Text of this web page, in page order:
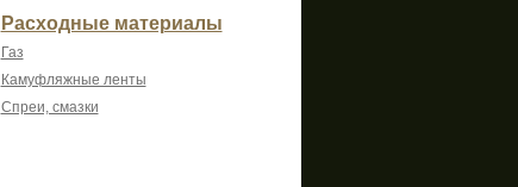
Расходные материалы
Газ
Камуфляжные ленты
Спреи, смазки